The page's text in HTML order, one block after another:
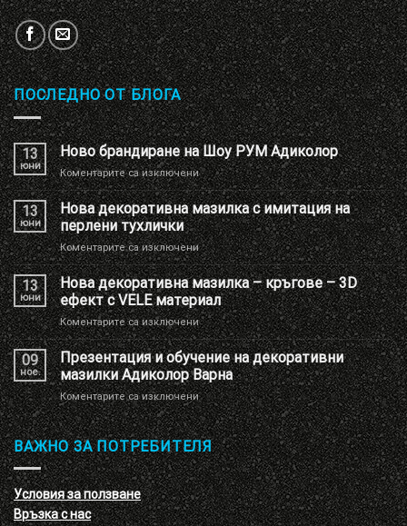
ПОСЛЕДНО ОТ БЛОГА
13
юни
Ново брандиране на Шоу РУМ Адиколор
Коментарите са изключениза
Ново
брандиране
на
Шоу
РУМ
Адиколор
13
юни
Нова декоративна мазилка с имитация на
перлени тухлички
Коментарите са изключениза
Нова
декоративна
мазилка
с
имитация
на
перлени
тухлички
13
юни
Нова декоративна мазилка – кръгове – 3D
ефект с VELE материал
Коментарите са изключениза
Нова
декоративна
мазилка
–
кръгове
–
3D
ефект
с
VELE
материал
09
ное.
Презентация и обучение на декоративни
мазилки Адиколор Варна
Коментарите са изключениза
Презентация
и
обучение
на
декоративни
мазилки
Адиколор
Варна
ВАЖНО ЗА ПОТРЕБИТЕЛЯ
Условия за ползване
Връзка с нас